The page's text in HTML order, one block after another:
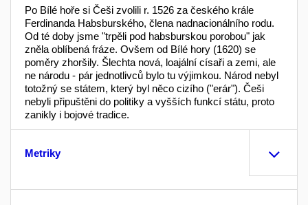
Po Bílé hoře si Češi zvolili r. 1526 za českého krále
Ferdinanda Habsburského, člena nadnacionálního rodu.
Od té doby jsme "trpěli pod habsburskou porobou" jak
zněla oblíbená fráze. Ovšem od Bílé hory (1620) se
poměry zhoršily. Šlechta nová, loajální císaři a zemi, ale
ne národu - pár jednotlivců bylo tu výjimkou. Národ nebyl
totožný se státem, který byl něco cizího ("erár"). Češi
nebyli připuštěni do politiky a vyšších funkcí státu, proto
zanikly i bojové tradice.
Metriky